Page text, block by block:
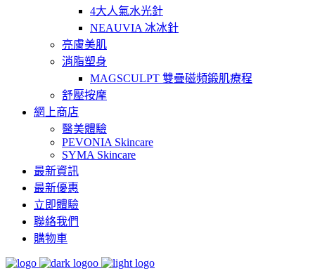
4大人氣水光針
NEAUVIA 冰冰針
亮膚美肌
消脂塑身
MAGSCULPT 雙疊磁頻鍛肌療程
舒壓按摩
網上商店
醫美體驗
PEVONIA Skincare
SYMA Skincare
最新資訊
最新優惠
立即體驗
聯絡我們
購物車